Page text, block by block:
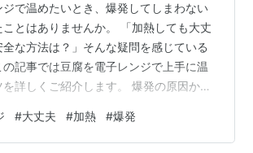
で温めたいとき、爆発してしまわない
とはありませんか。 「加熱しても大丈
な方法は？」そんな疑問を感じている
記事では豆腐を電子レンジで上手に温
詳しくご紹介します。 爆発の原因か
熱時間まで、どこよりも丁寧に解説し
記事を読めば、もう豆腐を電子レンジで
#大丈夫 #加熱 #爆発